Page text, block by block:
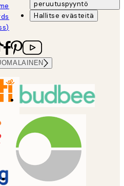
peruutuspyyntö
Hallitse evästeitä